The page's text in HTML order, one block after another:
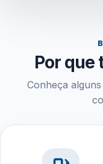
Por que
Conheça